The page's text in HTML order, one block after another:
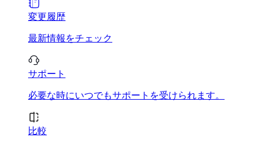
変更履歴
最新情報をチェック
サポート
必要な時にいつでもサポートを受けられます。
比較